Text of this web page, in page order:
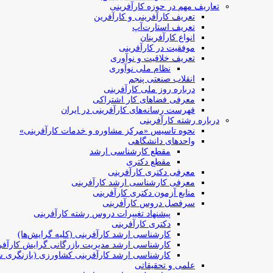
تعاریف مهم در حوزه کارآفرینی
تعریف کارآفرینی و کارآفرین
تعریف استارت‌آپ
انواع کارآفرینان
موفقیت در کارآفرینی
تعریف خلاقیت و نوآوری
نظام ملی نوآوری
انقلاب صنعتی پنجم
درباره روز ملی کارآفرینی
معرفی فضاهای کار اشتراکی
فهرست رسانه‌های کارآفرینی در ایران
درباره رشته کارآفرینی
نحوه تاسیس «مرکز مشاوره و خدمات کارآفرینی»
واحدهای دانشگاهی
مقطع کارشناسی ارشد
مقطع دکتری
معرفی دکتری کارآفرینی
معرفی کارشناسی ارشد کارآفرینی
منابع آزمون دکتری کارآفرینی
سرفصل دروس کارآفرینی
پیشنهاد تغییرات دروس رشته کارآفرینی
دکتری کارآفرینی
کارشناسی ارشد کارآفرینی (کلیه گرایش‌ها)
کارشناسی ارشد مدیریت بازرگانی گرایش
کارشناسی ارشد کارآفرینی کشاورزی (بازنگری
علمی و تحقیقاتی